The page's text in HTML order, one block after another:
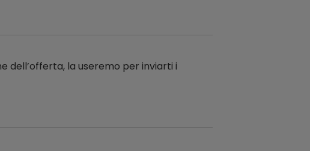
dell’offerta, la useremo per inviarti i